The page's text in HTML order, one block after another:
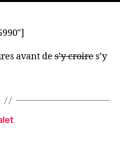
avant de s’y croire s’y